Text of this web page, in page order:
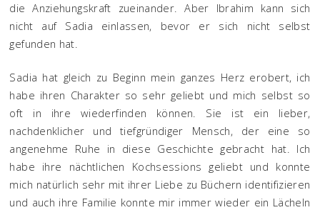
die Anziehungskraft zueinander. Aber Ibrahim kann sich
nicht auf Sadia einlassen, bevor er sich nicht selbst
gefunden hat.
Sadia hat gleich zu Beginn mein ganzes Herz erobert, ich
habe ihren Charakter so sehr geliebt und mich selbst so
oft in ihre wiederfinden können. Sie ist ein lieber,
nachdenklicher und tiefgründiger Mensch, der eine so
angenehme Ruhe in diese Geschichte gebracht hat. Ich
habe ihre nächtlichen Kochsessions geliebt und konnte
mich natürlich sehr mit ihrer Liebe zu Büchern identifizieren
und auch ihre Familie konnte mir immer wieder ein Lächeln